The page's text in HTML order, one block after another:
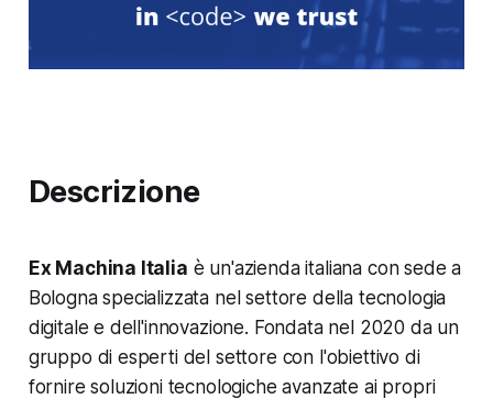
Descrizione
Ex Machina Italia è un'azienda italiana con sede a
Bologna specializzata nel settore della tecnologia
digitale e dell'innovazione. Fondata nel 2020 da un
gruppo di esperti del settore con l'obiettivo di
fornire soluzioni tecnologiche avanzate ai propri